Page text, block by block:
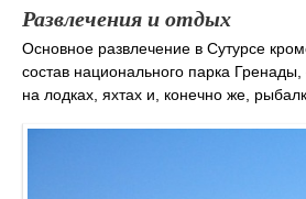
Развлечения и отдых
Основное развлечение в Сутурсе
состав национального парка
на лодках, яхтах и, конечно же,